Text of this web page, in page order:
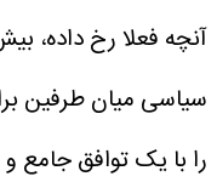
آنچه فعلا رخ داده،
سیاسی میان طرفین
را با یک توافق جامع